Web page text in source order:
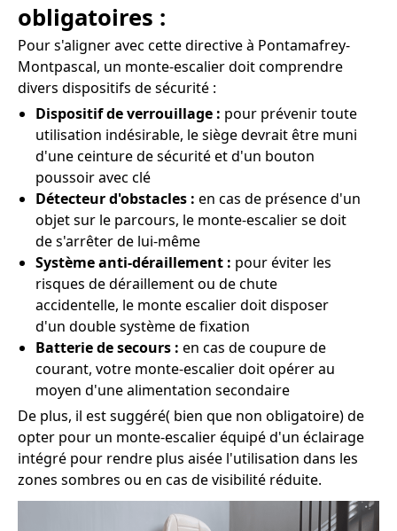
obligatoires :
Pour s'aligner avec cette directive à Pontamafrey-
Montpascal, un monte-escalier doit comprendre
divers dispositifs de sécurité :
Dispositif de verrouillage : pour prévenir toute
utilisation indésirable, le siège devrait être muni
d'une ceinture de sécurité et d'un bouton
poussoir avec clé
Détecteur d'obstacles : en cas de présence d'un
objet sur le parcours, le monte-escalier se doit
de s'arrêter de lui-même
Système anti-déraillement : pour éviter les
risques de déraillement ou de chute
accidentelle, le monte escalier doit disposer
d'un double système de fixation
Batterie de secours : en cas de coupure de
courant, votre monte-escalier doit opérer au
moyen d'une alimentation secondaire
De plus, il est suggéré( bien que non obligatoire) de
opter pour un monte-escalier équipé d'un éclairage
intégré pour rendre plus aisée l'utilisation dans les
zones sombres ou en cas de visibilité réduite.